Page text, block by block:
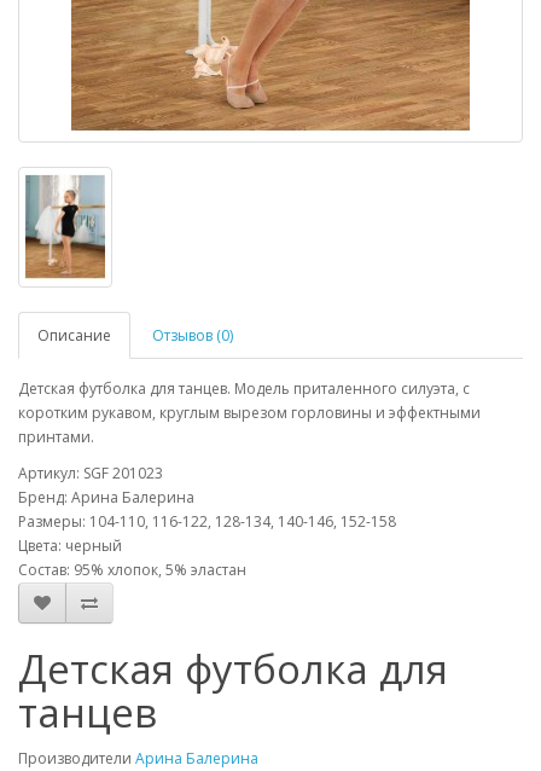
Описание Отзывов (0)
Детская футболка для танцев. Модель приталенного силуэта, с
коротким рукавом, круглым вырезом горловины и эффектными
принтами.
Артикул: SGF 201023
Бренд: Арина Балерина
Размеры: 104-110, 116-122, 128-134, 140-146, 152-158
Цвета: черный
Состав: 95% хлопок, 5% эластан
Детская футболка для
танцев
Производители Арина Балерина